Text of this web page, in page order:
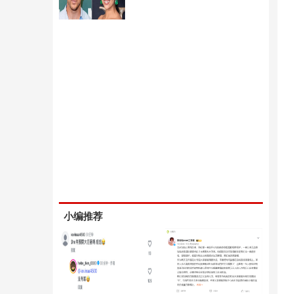
小编推荐